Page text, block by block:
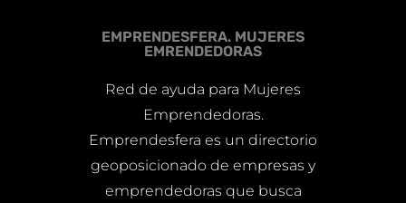
EMPRENDESFERA. MUJERES
EMRENDEDORAS
Red de ayuda para Mujeres
Emprendedoras.
Emprendesfera es un directorio
geoposicionado de empresas y
emprendedoras que busca